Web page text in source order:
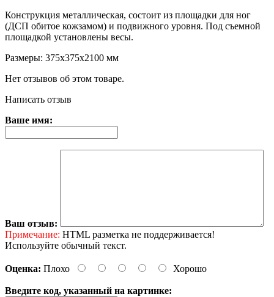
Конструкция металлическая, состоит из площадки для ног
(ДСП обитое кожзамом) и подвижного уровня. Под съемной
площадкой установлены весы.
Размеры: 375х375х2100 мм
Нет отзывов об этом товаре.
Написать отзыв
Ваше имя:
Ваш отзыв:
Примечание: HTML разметка не поддерживается!
Используйте обычный текст.
Оценка: Плохо Хорошо
Введите код, указанный на картинке: